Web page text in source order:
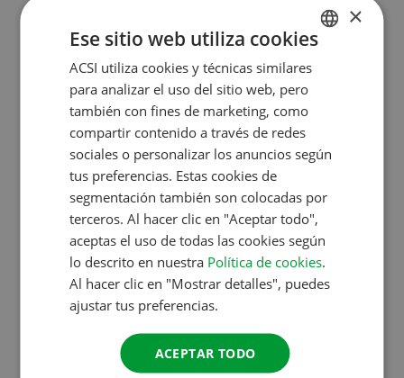
Edición primavera 2025 | Suplemento aniversario
ACSI 60 años
Edición otoño 2024
Edición primavera 2024
Edición otoño 2023
Edición primavera 2023
Edición otoño 2022
Edición primavera 2022
DUTCH
ENGLISH
GERMAN
DANISH
SPANISH
SWEDISH
×
Ese sitio web utiliza cookies
ACSI utiliza cookies y técnicas similares
para analizar el uso del sitio web, pero
también con fines de marketing, como
compartir contenido a través de redes
sociales o personalizar los anuncios según
tus preferencias. Estas cookies de
segmentación también son colocadas por
terceros. Al hacer clic en "Aceptar todo",
aceptas el uso de todas las cookies según
lo descrito en nuestra Política de cookies.
Al hacer clic en "Mostrar detalles", puedes
ajustar tus preferencias.
ACEPTAR TODO